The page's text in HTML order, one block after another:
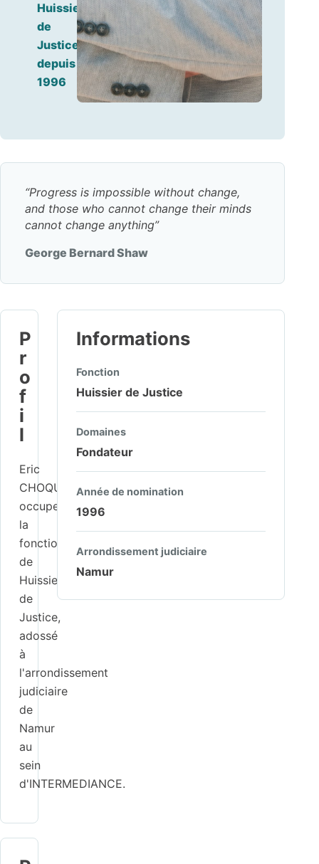
Huissier
de
Justice
depuis
1996
Progress is impossible without change,
and those who cannot change their minds
cannot change anything
George Bernard Shaw
P
r
o
f
i
l
Eric
CHOQUET
occupe
la
fonction
de
Huissier
de
Justice,
adossé
à
l'arrondissement
judiciaire
de
Namur
au
sein
d'INTERMEDIANCE.
Informations
Fonction
Huissier de Justice
Domaines
Fondateur
Année de nomination
1996
Arrondissement judiciaire
Namur